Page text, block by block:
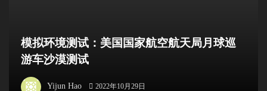
模拟环境测试：美国国家航空航天局月球巡
游车沙漠测试
Yijun Hao 2022年10月29日